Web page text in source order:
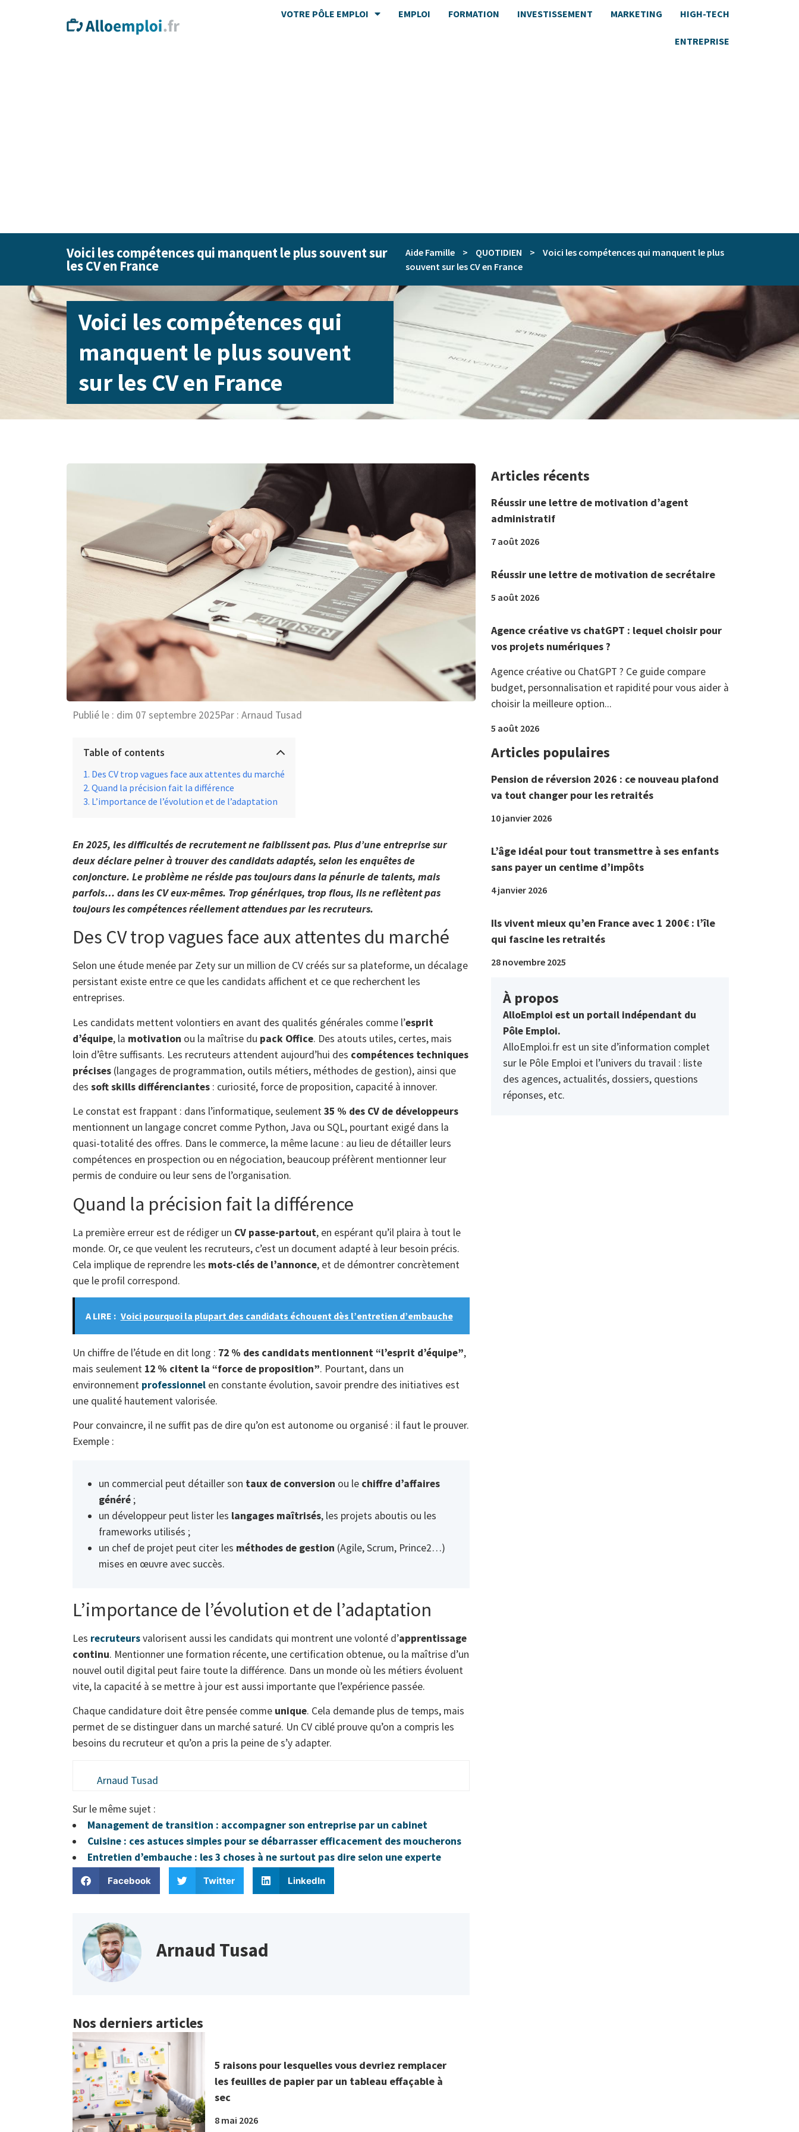
VOTRE PÔLE EMPLOI EMPLOI FORMATION INVESTISSEMENT MARKETING HIGH-TECH
ENTREPRISE
Voici les compétences qui manquent le plus souvent sur
les CV en France
Aide Famille > QUOTIDIEN >
Voici les compétences qui manquent le plus
souvent sur les CV en France
Voici les compétences qui
manquent le plus souvent
sur les CV en France
Publié le : dim 07 septembre 2025Par : Arnaud Tusad
Table of contents
Des CV trop vagues face aux attentes du marché
Quand la précision fait la différence
L’importance de l’évolution et de l’adaptation
En 2025, les difficultés de recrutement ne faiblissent pas. Plus d’une entreprise sur
deux déclare peiner à trouver des candidats adaptés, selon les enquêtes de
conjoncture. Le problème ne réside pas toujours dans la pénurie de talents, mais
parfois… dans les CV eux-mêmes. Trop génériques, trop flous, ils ne reflètent pas
toujours les compétences réellement attendues par les recruteurs.
Des CV trop vagues face aux attentes du marché
Selon une étude menée par Zety sur un million de CV créés sur sa plateforme, un décalage
persistant existe entre ce que les candidats affichent et ce que recherchent les
entreprises.
Les candidats mettent volontiers en avant des qualités générales comme l’esprit
d’équipe, la motivation ou la maîtrise du pack Office. Des atouts utiles, certes, mais
loin d’être suffisants. Les recruteurs attendent aujourd’hui des compétences techniques
précises (langages de programmation, outils métiers, méthodes de gestion), ainsi que
des soft skills différenciantes : curiosité, force de proposition, capacité à innover.
Le constat est frappant : dans l’informatique, seulement35 % des CV de développeurs
mentionnent un langage concret comme Python, Java ou SQL, pourtant exigé dans la
quasi-totalité des offres. Dans le commerce, la même lacune : au lieu de détailler leurs
compétences en prospection ou en négociation, beaucoup préfèrent mentionner leur
permis de conduire ou leur sens de l’organisation.
Quand la précision fait la différence
La première erreur est de rédiger un CV passe-partout, en espérant qu’il plaira à tout le
monde. Or, ce que veulent les recruteurs, c’est un document adapté à leur besoin précis.
Cela implique de reprendre les mots-clés de l’annonce, et de démontrer concrètement
que le profil correspond.
A LIRE : Voici pourquoi la plupart des candidats échouent dès l’entretien d’embauche
Un chiffre de l’étude en dit long : 72 % des candidats mentionnent “l’esprit d’équipe”,
mais seulement 12 % citent la “force de proposition”. Pourtant, dans un
environnement professionnel en constante évolution, savoir prendre des initiatives est
une qualité hautement valorisée.
Pour convaincre, il ne suffit pas de dire qu’on est autonome ou organisé : il faut le prouver.
Exemple :
un commercial peut détailler son taux de conversion ou le chiffre d’affaires
généré ;
un développeur peut lister les langages maîtrisés, les projets aboutis ou les
frameworks utilisés ;
un chef de projet peut citer les méthodes de gestion (Agile, Scrum, Prince2…)
mises en œuvre avec succès.
L’importance de l’évolution et de l’adaptation
Les recruteursvalorisent aussi les candidats qui montrent une volonté d’apprentissage
continu. Mentionner une formation récente, une certification obtenue, ou la maîtrise d’un
nouvel outil digital peut faire toute la différence. Dans un monde où les métiers évoluent
vite, la capacité à se mettre à jour est aussi importante que l’expérience passée.
Chaque candidature doit être pensée comme unique. Cela demande plus de temps, mais
permet de se distinguer dans un marché saturé. Un CV ciblé prouve qu’on a compris les
besoins du recruteur et qu’on a pris la peine de s’y adapter.
Arnaud Tusad
Sur le même sujet :
Management de transition : accompagner son entreprise par un cabinet
Cuisine : ces astuces simples pour se débarrasser efficacement des moucherons
Entretien d’embauche : les 3 choses à ne surtout pas dire selon une experte
Facebook Twitter LinkedIn
Arnaud Tusad
Nos derniers articles
5 raisons pour lesquelles vous devriez remplacer
les feuilles de papier par un tableau effaçable à
sec
8 mai 2026
Articles récents
Réussir une lettre de motivation d’agent
administratif
7 août 2026
Réussir une lettre de motivation de secrétaire
5 août 2026
Agence créative vs chatGPT : lequel choisir pour
vos projets numériques ?
Agence créative ou ChatGPT ? Ce guide compare
budget, personnalisation et rapidité pour vous aider à
choisir la meilleure option...
5 août 2026
Articles populaires
Pension de réversion 2026 : ce nouveau plafond
va tout changer pour les retraités
10 janvier 2026
L’âge idéal pour tout transmettre à ses enfants
sans payer un centime d’impôts
4 janvier 2026
Ils vivent mieux qu’en France avec 1 200€ : l’île
qui fascine les retraités
28 novembre 2025
À propos
AlloEmploi est un portail indépendant du
Pôle Emploi.
AlloEmploi.fr est un site d’information complet
sur le Pôle Emploi et l’univers du travail : liste
des agences, actualités, dossiers, questions
réponses, etc.